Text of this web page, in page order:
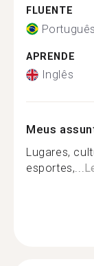
FLUENTE
Português
APRENDE
Inglês
Meus
Lugares,
esportes,...